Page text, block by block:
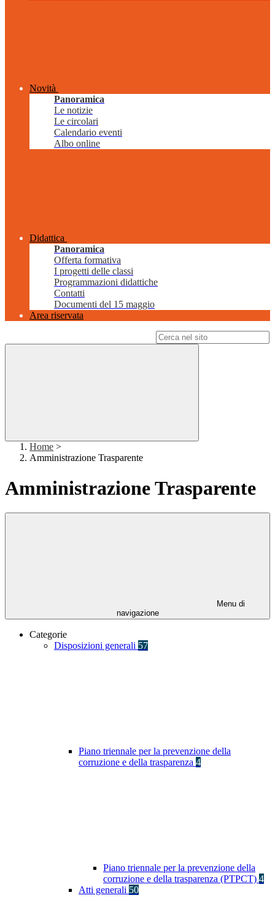
Novità
Panoramica
Le notizie
Le circolari
Calendario eventi
Albo online
Didattica
Panoramica
Offerta formativa
I progetti delle classi
Programmazioni didattiche
Contatti
Documenti del 15 maggio
Area riservata
Home >
Amministrazione Trasparente
Amministrazione Trasparente
Menu di
navigazione
Categorie
Disposizioni generali 57
Piano triennale per la prevenzione della
corruzione e della trasparenza 4
Piano triennale per la prevenzione della
corruzione e della trasparenza (PTPCT) 4
Atti generali 50